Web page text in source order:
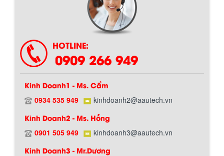
HOTLINE:
0909 266 949
Kinh Doanh1 - Ms. Cẩm
0934 535 949 kinhdoanh2@aautech.vn
Kinh Doanh2 - Ms. Hồng
0901 505 949 kinhdoanh3@aautech.vn
Kinh Doanh3 - Mr.Dương
tạo gồm 2 lớp inox và được dùng để
làm giảm nhiệt độ của nguyên...
Máy trộn bột khô 500kg được thiết kế
thân bồn nằm ngang, với cánh trộn bột
Máy trộn bột khô 200kg được gia công
sản xuất tại công ty Á Âu. Máy dùng
trộn các loại bột khô trong các ngành...